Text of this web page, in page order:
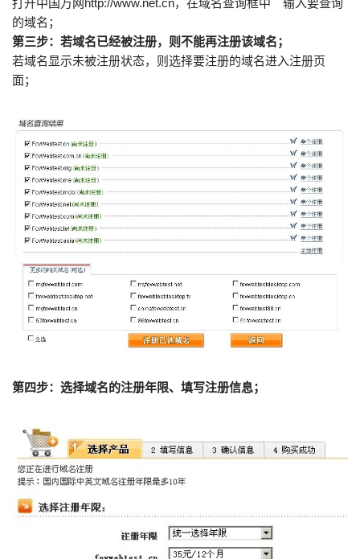
打开中国万网http://www.net.cn，在域名查询框中 输入要查询
的域名；
第三步：若域名已经被注册，则不能再注册该域名；
若域名显示未被注册状态，则选择要注册的域名进入注册页
面；
第四步：选择域名的注册年限、填写注册信息；